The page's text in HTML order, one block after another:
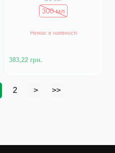
300 мл
Немає в наявності
383,22 грн.
2 > >>